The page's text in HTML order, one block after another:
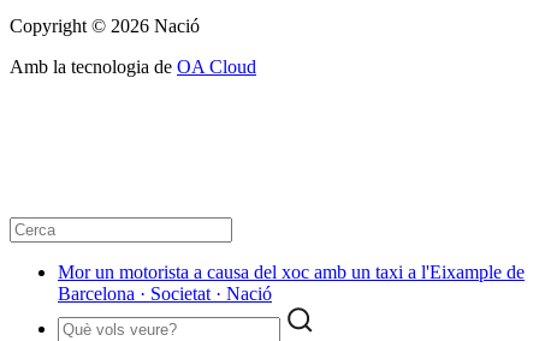
Copyright © 2026 Nació
Amb la tecnologia de OA Cloud
Mor un motorista a causa del xoc amb un taxi a l'Eixample de
Barcelona · Societat · Nació